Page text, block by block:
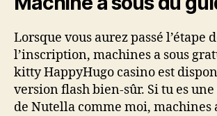
Lorsque vous aurez passé l’étape
l’inscription, machines a sous
kitty HappyHugo casino est
version flash bien-sûr. Si tu es
de Nutella comme moi, machines